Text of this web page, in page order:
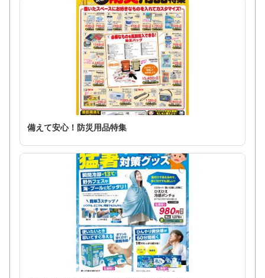
備えて安心！防災用品特集